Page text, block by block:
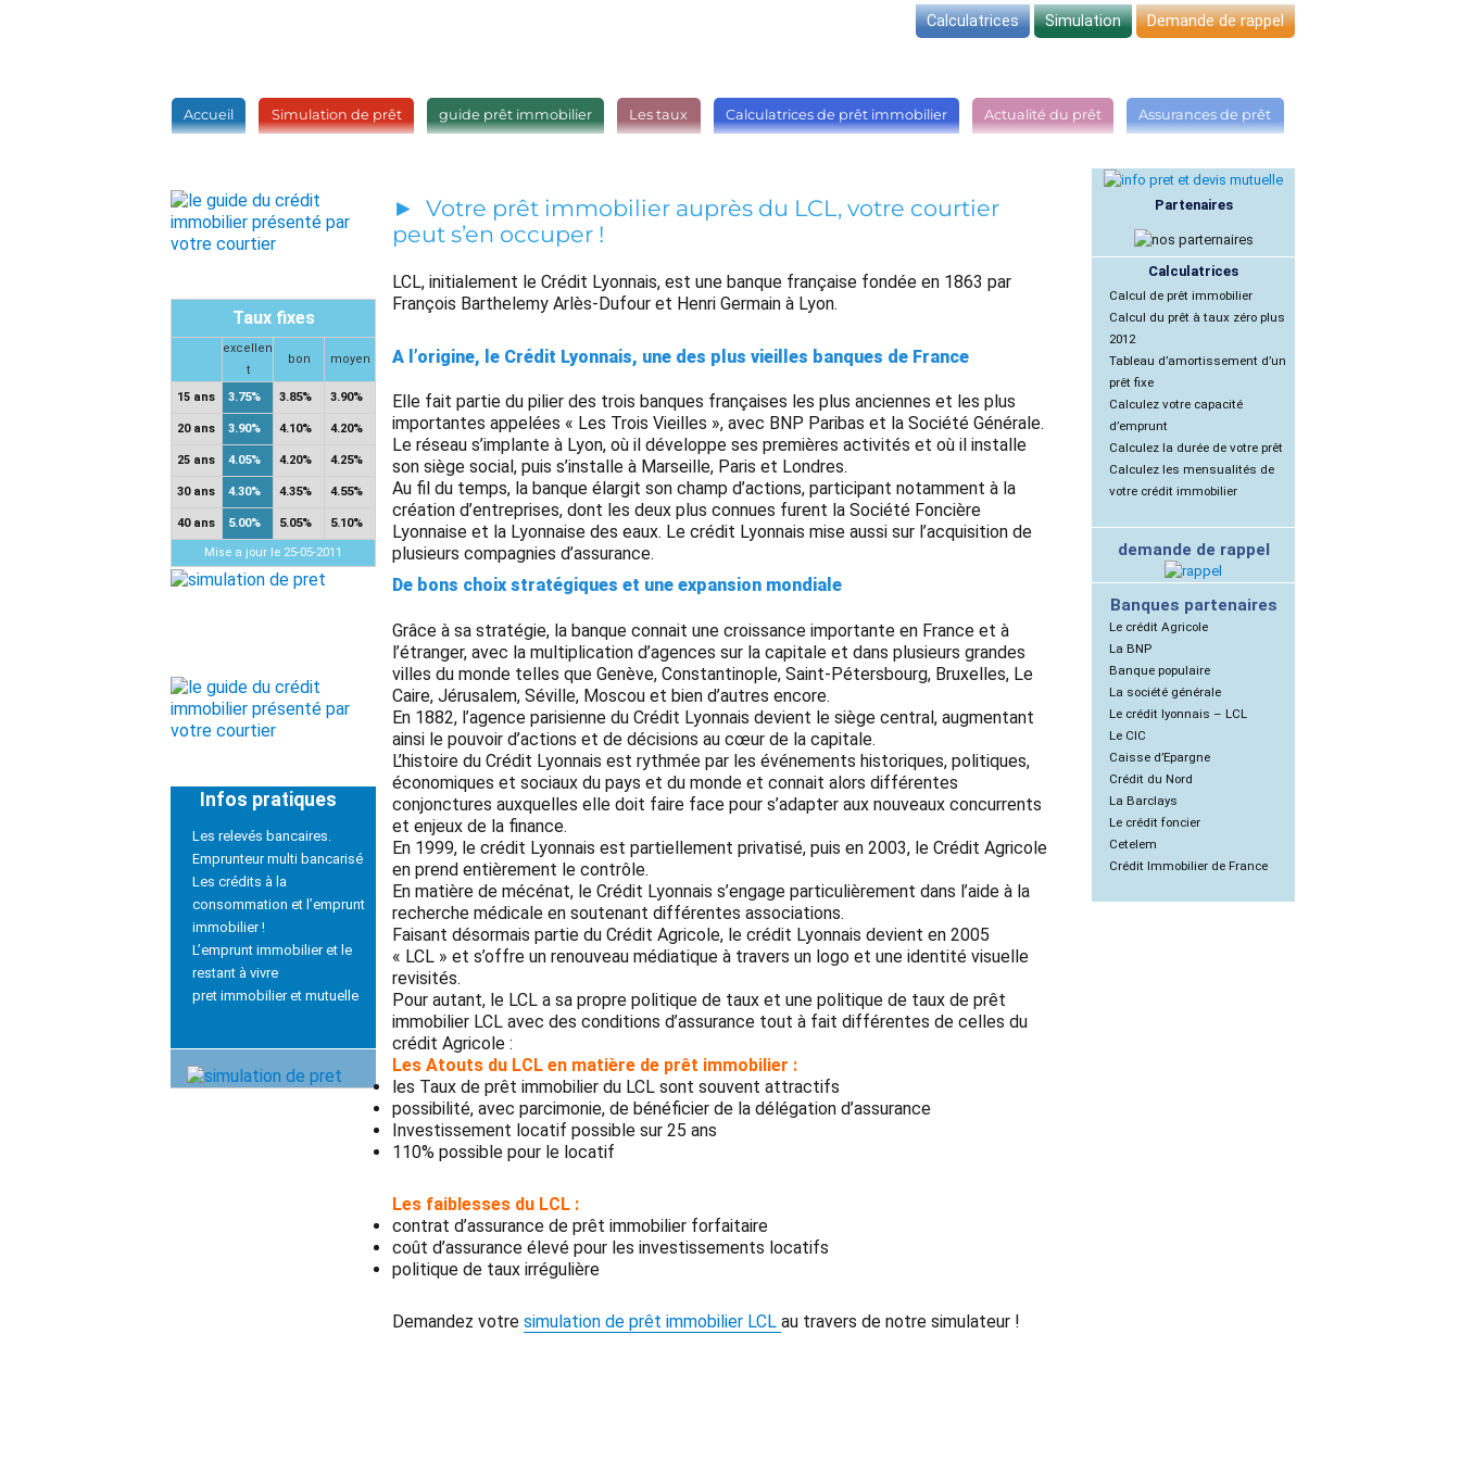
Calculatrices Simulation Demande de rappel
Accueil Simulation de prêt guide prêt immobilier Les taux Calculatrices de prêt immobilier Actualité du prêt Assurances de prêt
Taux fixes
excellen
t
bon moyen
15 ans 3.75% 3.85% 3.90%
20 ans 3.90% 4.10% 4.20%
25 ans 4.05% 4.20% 4.25%
30 ans 4.30% 4.35% 4.55%
40 ans 5.00% 5.05% 5.10%
Mise a jour le 25-05-2011
Infos pratiques
Les relevés bancaires.
Emprunteur multi bancarisé
Les crédits à la
consommation et l’emprunt
immobilier !
L’emprunt immobilier et le
restant à vivre
pret immobilier et mutuelle
Votre prêt immobilier auprès du LCL, votre courtier
peut s’en occuper !
LCL, initialement le Crédit Lyonnais, est une banque française fondée en 1863 par
François Barthelemy Arlès-Dufour et Henri Germain à Lyon.
A l’origine, le Crédit Lyonnais, une des plus vieilles banques de France
Elle fait partie du pilier des trois banques françaises les plus anciennes et les plus
importantes appelées « Les Trois Vieilles », avec BNP Paribas et la Société Générale.
Le réseau s’implante à Lyon, où il développe ses premières activités et où il installe
son siège social, puis s’installe à Marseille, Paris et Londres.
Au fil du temps, la banque élargit son champ d’actions, participant notamment à la
création d’entreprises, dont les deux plus connues furent la Société Foncière
Lyonnaise et la Lyonnaise des eaux. Le crédit Lyonnais mise aussi sur l’acquisition de
plusieurs compagnies d’assurance.
De bons choix stratégiques et une expansion mondiale
Grâce à sa stratégie, la banque connait une croissance importante en France et à
l’étranger, avec la multiplication d’agences sur la capitale et dans plusieurs grandes
villes du monde telles que Genève, Constantinople, Saint-Pétersbourg, Bruxelles, Le
Caire, Jérusalem, Séville, Moscou et bien d’autres encore.
En 1882, l’agence parisienne du Crédit Lyonnais devient le siège central, augmentant
ainsi le pouvoir d’actions et de décisions au cœur de la capitale.
L’histoire du Crédit Lyonnais est rythmée par les événements historiques, politiques,
économiques et sociaux du pays et du monde et connait alors différentes
conjonctures auxquelles elle doit faire face pour s’adapter aux nouveaux concurrents
et enjeux de la finance.
En 1999, le crédit Lyonnais est partiellement privatisé, puis en 2003, le Crédit Agricole
en prend entièrement le contrôle.
En matière de mécénat, le Crédit Lyonnais s’engage particulièrement dans l’aide à la
recherche médicale en soutenant différentes associations.
Faisant désormais partie du Crédit Agricole, le crédit Lyonnais devient en 2005
« LCL » et s’offre un renouveau médiatique à travers un logo et une identité visuelle
revisités.
Pour autant, le LCL a sa propre politique de taux et une politique de taux de prêt
immobilier LCL avec des conditions d’assurance tout à fait différentes de celles du
crédit Agricole :
Les Atouts du LCL en matière de prêt immobilier :
les Taux de prêt immobilier du LCL sont souvent attractifs
possibilité, avec parcimonie, de bénéficier de la délégation d’assurance
Investissement locatif possible sur 25 ans
110% possible pour le locatif
Les faiblesses du LCL :
contrat d’assurance de prêt immobilier forfaitaire
coût d’assurance élevé pour les investissements locatifs
politique de taux irrégulière
Demandez votre simulation de prêt immobilier LCL au travers de notre simulateur !
Partenaires
Calculatrices
Calcul de prêt immobilier
Calcul du prêt à taux zéro plus
2012
Tableau d’amortissement d’un
prêt fixe
Calculez votre capacité
d’emprunt
Calculez la durée de votre prêt
Calculez les mensualités de
votre crédit immobilier
demande de rappel
Banques partenaires
Le crédit Agricole
La BNP
Banque populaire
La société générale
Le crédit lyonnais – LCL
Le CIC
Caisse d’Epargne
Crédit du Nord
La Barclays
Le crédit foncier
Cetelem
Crédit Immobilier de France